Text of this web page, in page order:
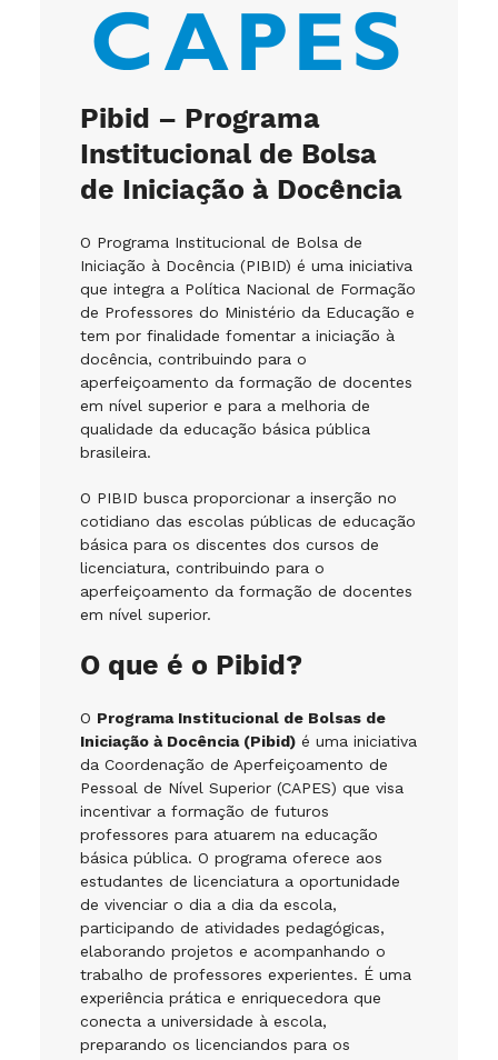
Pibid – Programa
Institucional de Bolsa
de Iniciação à Docência
O Programa Institucional de Bolsa de
Iniciação à Docência (PIBID) é uma iniciativa
que integra a Política Nacional de Formação
de Professores do Ministério da Educação e
tem por finalidade fomentar a iniciação à
docência, contribuindo para o
aperfeiçoamento da formação de docentes
em nível superior e para a melhoria de
qualidade da educação básica pública
brasileira.
O PIBID busca proporcionar a inserção no
cotidiano das escolas públicas de educação
básica para os discentes dos cursos de
licenciatura, contribuindo para o
aperfeiçoamento da formação de docentes
em nível superior.
O que é o Pibid?
O Programa Institucional de Bolsas de
Iniciação à Docência (Pibid) é uma iniciativa
da Coordenação de Aperfeiçoamento de
Pessoal de Nível Superior (CAPES) que visa
incentivar a formação de futuros
professores para atuarem na educação
básica pública. O programa oferece aos
estudantes de licenciatura a oportunidade
de vivenciar o dia a dia da escola,
participando de atividades pedagógicas,
elaborando projetos e acompanhando o
trabalho de professores experientes. É uma
experiência prática e enriquecedora que
conecta a universidade à escola,
preparando os licenciandos para os